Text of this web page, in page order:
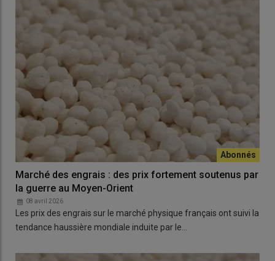
Marché des engrais : des prix fortement soutenus par
la guerre au Moyen-Orient
08 avril 2026
Les prix des engrais sur le marché physique français ont suivi la
tendance haussière mondiale induite par le…